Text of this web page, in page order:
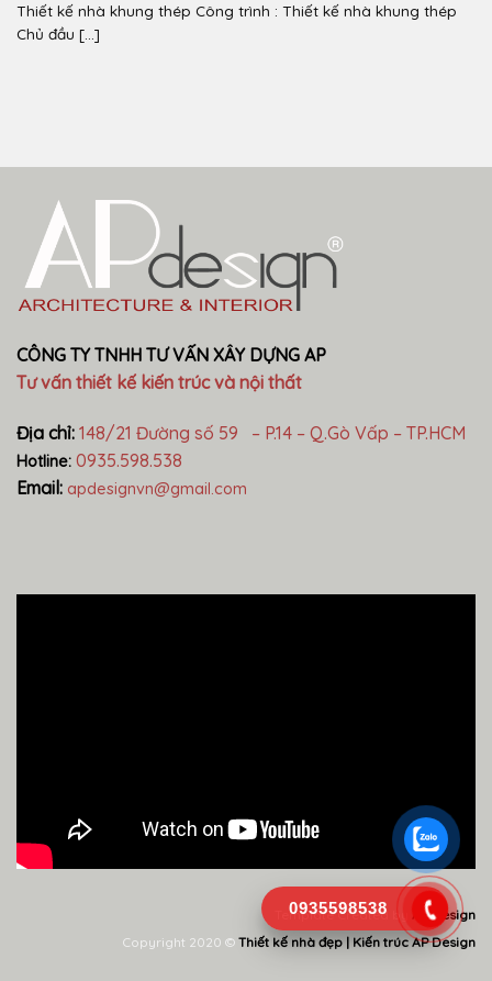
Thiết kế nhà khung thép Công trình : Thiết kế nhà khung thép
Chủ đầu [...]
CÔNG TY TNHH TƯ VẤN XÂY DỰNG AP
Tư vấn thiết kế kiến trúc và nội thất
Địa chỉ: 148/21 Đường số 59 – P.14 – Q.Gò Vấp – TP.HCM
Hotline: 0935.598.538
Email: apdesignvn@gmail.com
Template Created by AP Design
Copyright 2020 © Thiết kế nhà đẹp | Kiến trúc AP Design
0935598538